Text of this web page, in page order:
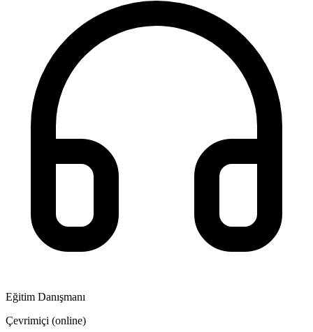
Eğitim Danışmanı
Çevrimiçi (online)